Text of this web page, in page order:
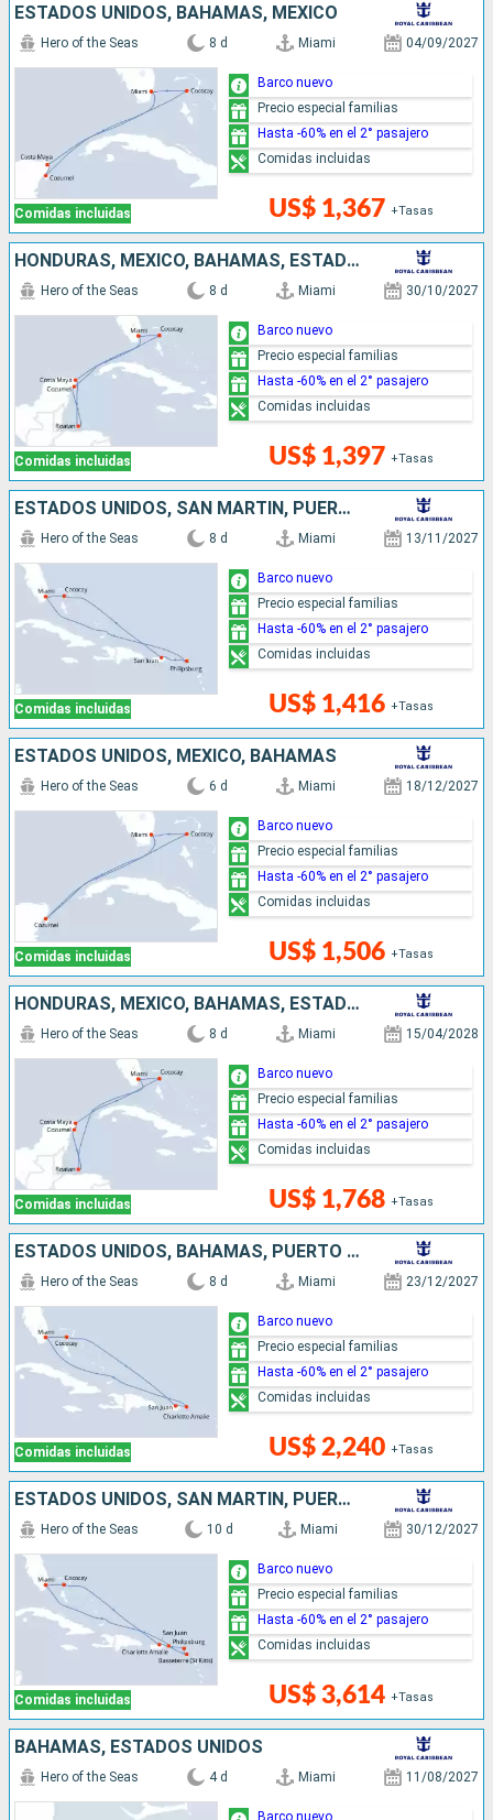
ESTADOS UNIDOS, BAHAMAS, MÉXICO
Comidas incluidas
Hero of the Seas 8 d Miami 04/09/2027
US$ 1,367 +Tasas
Barco nuevo
Precio especial familias
Hasta -60% en el 2° pasajero
Comidas incluidas
HONDURAS, MÉXICO, BAHAMAS, ESTADOS UNIDOS
Comidas incluidas
Hero of the Seas 8 d Miami 30/10/2027
US$ 1,397 +Tasas
Barco nuevo
Precio especial familias
Hasta -60% en el 2° pasajero
Comidas incluidas
ESTADOS UNIDOS, SAN MARTÍN, PUERTO RICO, BAHAMAS
Comidas incluidas
Hero of the Seas 8 d Miami 13/11/2027
US$ 1,416 +Tasas
Barco nuevo
Precio especial familias
Hasta -60% en el 2° pasajero
Comidas incluidas
ESTADOS UNIDOS, MÉXICO, BAHAMAS
Comidas incluidas
Hero of the Seas 6 d Miami 18/12/2027
US$ 1,506 +Tasas
Barco nuevo
Precio especial familias
Hasta -60% en el 2° pasajero
Comidas incluidas
HONDURAS, MÉXICO, BAHAMAS, ESTADOS UNIDOS
Comidas incluidas
Hero of the Seas 8 d Miami 15/04/2028
US$ 1,768 +Tasas
Barco nuevo
Precio especial familias
Hasta -60% en el 2° pasajero
Comidas incluidas
ESTADOS UNIDOS, BAHAMAS, PUERTO RICO
Comidas incluidas
Hero of the Seas 8 d Miami 23/12/2027
US$ 2,240 +Tasas
Barco nuevo
Precio especial familias
Hasta -60% en el 2° pasajero
Comidas incluidas
ESTADOS UNIDOS, SAN MARTÍN, PUERTO RICO, BAHAMAS
Comidas incluidas
Hero of the Seas 10 d Miami 30/12/2027
US$ 3,614 +Tasas
Barco nuevo
Precio especial familias
Hasta -60% en el 2° pasajero
Comidas incluidas
BAHAMAS, ESTADOS UNIDOS
Hero of the Seas 4 d Miami 11/08/2027
Barco nuevo